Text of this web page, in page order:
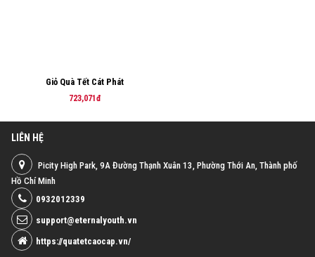
Giỏ Quà Tết Cát Phát
723,071đ
LIÊN HỆ
Picity High Park, 9A Đường Thạnh Xuân 13, Phường Thới An, Thành phố
Hồ Chí Minh
0932012339
support@eternalyouth.vn
https://quatetcaocap.vn/